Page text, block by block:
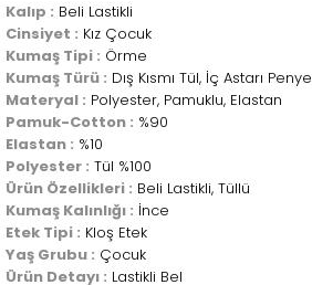
Kalıp : Beli Lastikli
Cinsiyet : Kız Çocuk
Kumaş Tipi : Örme
Kumaş Türü : Dış Kısmı Tül, İç Astarı Penye
Materyal : Polyester, Pamuklu, Elastan
Pamuk-Cotton : %90
Elastan : %10
Polyester : Tül %100
Ürün Özellikleri : Beli Lastikli, Tüllü
Kumaş Kalınlığı : İnce
Etek Tipi : Kloş Etek
Yaş Grubu : Çocuk
Ürün Detayı : Lastikli Bel